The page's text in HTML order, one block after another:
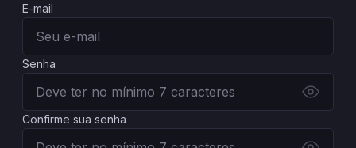
E-mail
Senha
Confirme sua senha